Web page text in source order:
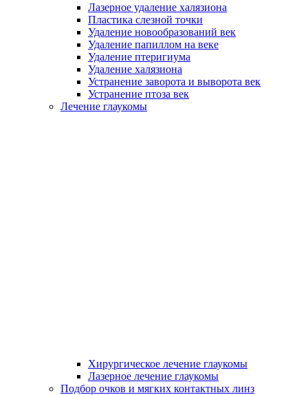
Лазерное удаление халязиона
Пластика слезной точки
Удаление новообразований век
Удаление папиллом на веке
Удаление птеригиума
Удаление халязиона
Устранение заворота и выворота век
Устранение птоза век
Лечение глаукомы
Хирургическое лечение глаукомы
Лазерное лечение глаукомы
Подбор очков и мягких контактных линз